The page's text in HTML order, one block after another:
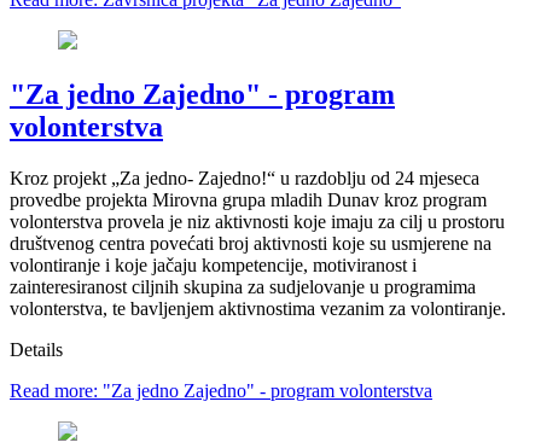
"Za jedno Zajedno" - program
volonterstva
Kroz projekt „Za jedno- Zajedno!“ u razdoblju od 24 mjeseca
provedbe projekta Mirovna grupa mladih Dunav kroz program
volonterstva provela je niz aktivnosti koje imaju za cilj u prostoru
društvenog centra povećati broj aktivnosti koje su usmjerene na
volontiranje i koje jačaju kompetencije, motiviranost i
zainteresiranost ciljnih skupina za sudjelovanje u programima
volonterstva, te bavljenjem aktivnostima vezanim za volontiranje.
Details
Read more: "Za jedno Zajedno" - program volonterstva